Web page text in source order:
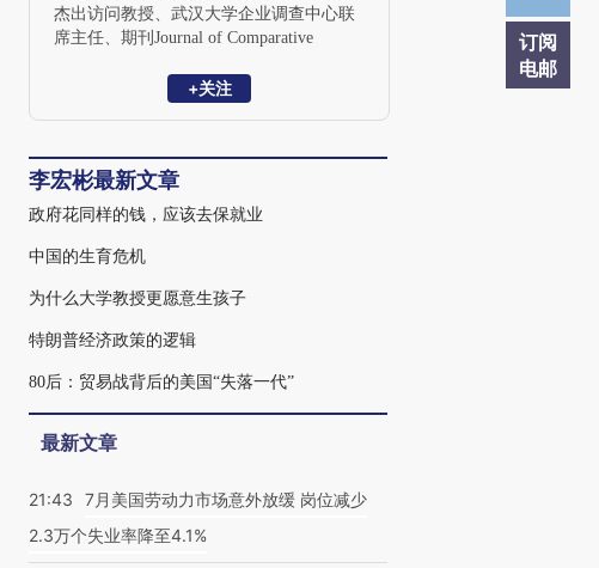
订阅
电邮
杰出访问教授、武汉大学企业调查中心联
席主任、期刊Journal of Comparative
学博士学位，曾任香港中文大学教授、清
+关注
李宏彬最新文章
政府花同样的钱，应该去保就业
中国的生育危机
为什么大学教授更愿意生孩子
特朗普经济政策的逻辑
80后：贸易战背后的美国“失落一代”
最新文章
21:43
7月美国劳动力市场意外放缓 岗位减少
2.3万个失业率降至4.1%